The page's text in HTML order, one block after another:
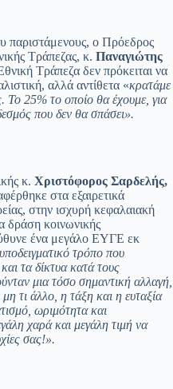
παριστάμενους, ο Πρόεδρος
Τράπεζας, κ. Παναγιώτης
Τράπεζα δεν πρόκειται να
αλλά αντίθετα «κρατάμε
Το 25% το οποίο θα έχουμε, για
που δεν θα σπάσει».
κ. Χριστόφορος Σαρδελής,
στα εξαιρετικά
στην ισχυρή κεφαλαιακή
δράση κοινωνικής
ένα μεγάλο ΕΥΓΕ εκ
τρόπο που
τα δίκτυα κατά τους
μια τόσο σημαντική αλλαγή,
τι άλλο, η τάξη και η ευταξία
ωριμότητα και
χαρά και μεγάλη τιμή να
σας!».